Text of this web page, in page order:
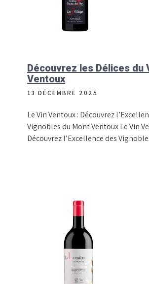
Découvrez les Délices du
Ventoux
13 DÉCEMBRE 2025
Le Vin Ventoux : Découvrez
Vignobles du Mont Ventoux Le Vin
Découvrez l’Excellence des